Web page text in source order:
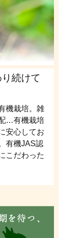
続けて
機栽培。雑
…有機栽培
安心してお
有機JAS認
こだわった